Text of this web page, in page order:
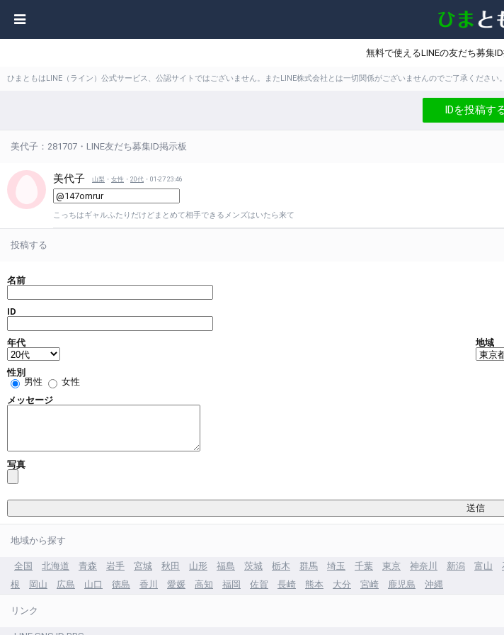
無料で使えるLINEの友だち募集
ひまともはLINE（ライン）公式サービス、公認サイトではございません。またLINE株式会社とは一切関係がございませんのでご了承くださ
IDを投稿す
美代子：281707・LINE友だち募集ID掲示板
美代子 山梨 ・ 女性 ・ 20代 ・01-27 23:46
こっちはギャルふたりだけどまとめて相手できるメンズはいたら来て
投稿する
名前
ID
年代 地域
性別
男性
女性
メッセージ
写真
地域から探す
全国 北海道 青森 岩手 宮城 秋田 山形 福島 茨城 栃木 群馬 埼玉 千葉 東京 神奈川 新潟 富山
根
岡山 広島 山口 徳島 香川 愛媛 高知 福岡 佐賀 長崎 熊本 大分 宮崎 鹿児島 沖縄
リンク